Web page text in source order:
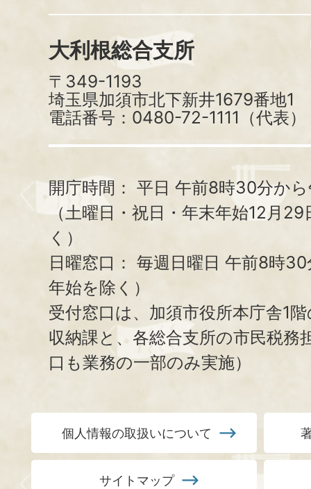
大利根総合支所
〒349-1193
埼玉県加須市北下新井1679番地1
電話番号：0480-72-1111（代表）
開庁時間： 平日 午前8時30分か
（土曜日・祝日・年末年始12月
く）
日曜窓口： 毎週日曜日 午前8時
年始を除く）
受付窓口は、加須市役所本庁舎1
収納課と、 各総合支所の市民税務
口も業務の一部のみ実施）
個人情報の取扱いについて
サイトマップ